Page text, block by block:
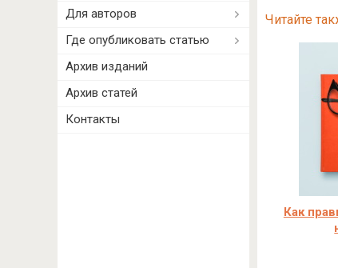
Читайте
Как
Для авторов
Где опубликовать статью
Архив изданий
Архив статей
Контакты